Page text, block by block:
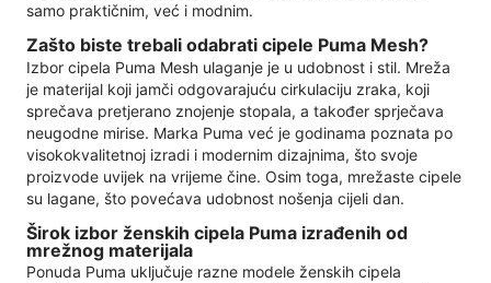
samo praktičnim, već i modnim.
Zašto biste trebali odabrati cipele Puma Mesh?
Izbor cipela Puma Mesh ulaganje je u udobnost i stil. Mreža
je materijal koji jamči odgovarajuću cirkulaciju zraka, koji
sprečava pretjerano znojenje stopala, a također sprječava
neugodne mirise. Marka Puma već je godinama poznata po
visokokvalitetnoj izradi i modernim dizajnima, što svoje
proizvode uvijek na vrijeme čine. Osim toga, mrežaste cipele
su lagane, što povećava udobnost nošenja cijeli dan.
Širok izbor ženskih cipela Puma izrađenih od
mrežnog materijala
Ponuda Puma uključuje razne modele ženskih cipela